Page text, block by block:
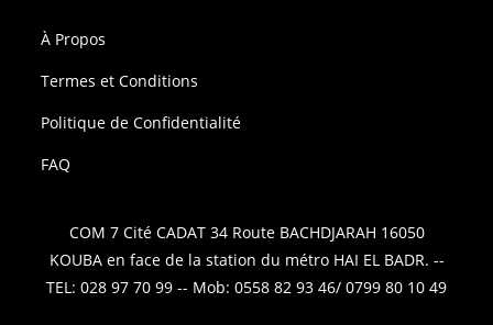
À Propos
Termes et Conditions
Politique de Confidentialité
FAQ
COM 7 Cité CADAT 34 Route BACHDJARAH 16050
KOUBA en face de la station du métro HAI EL BADR. --
TEL: 028 97 70 99 -- Mob: 0558 82 93 46/ 0799 80 10 49